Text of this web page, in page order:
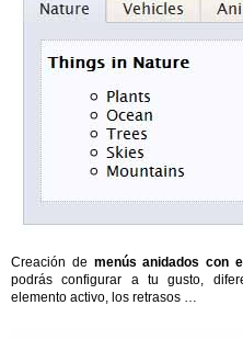
Creación de menús anidados con
podrás configurar a tu gusto,
elemento activo, los retrasos …